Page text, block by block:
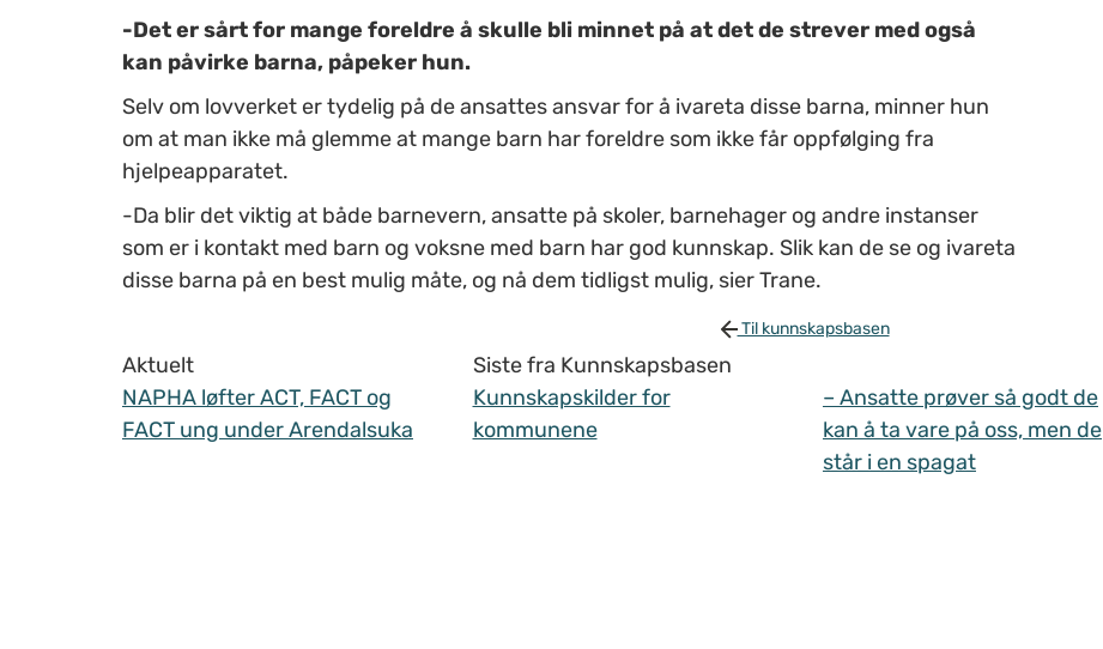
-Det er sårt for mange foreldre å skulle bli minnet på at det de strever med også
kan påvirke barna, påpeker hun.
Selv om lovverket er tydelig på de ansattes ansvar for å ivareta disse barna, minner hun
om at man ikke må glemme at mange barn har foreldre som ikke får oppfølging fra
hjelpeapparatet.
-Da blir det viktig at både barnevern, ansatte på skoler, barnehager og andre instanser
som er i kontakt med barn og voksne med barn har god kunnskap. Slik kan de se og ivareta
disse barna på en best mulig måte, og nå dem tidligst mulig, sier Trane.
Til kunnskapsbasen
Aktuelt
NAPHA løfter ACT, FACT og
FACT ung under Arendalsuka
Siste fra Kunnskapsbasen
Kunnskapskilder for
kommunene
– Ansatte prøver så godt de
kan å ta vare på oss, men de
står i en spagat